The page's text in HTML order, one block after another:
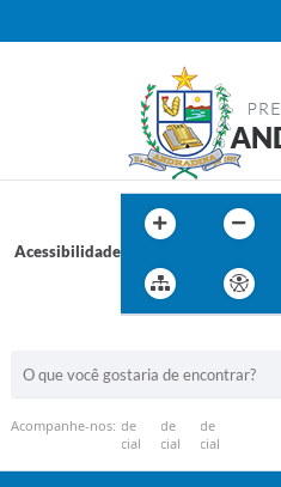
Acessibilidade
Acompanhe-nos: